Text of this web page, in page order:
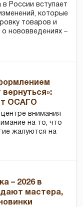
в России вступает
которые
товаров и
нововведениях –
вернуться»:
ОСАГО
внимания
на то, что
жалуются на
– 2026 в
мастера,